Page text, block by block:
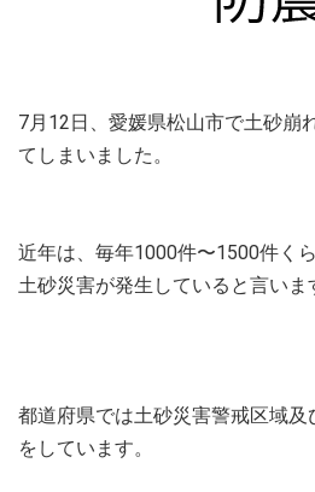
7月12日、愛媛県松山市で土砂崩
てしまいました。
近年は、毎年1000件〜1500件く
土砂災害が発生していると言いま
都道府県では土砂災害警戒区域
をしています。